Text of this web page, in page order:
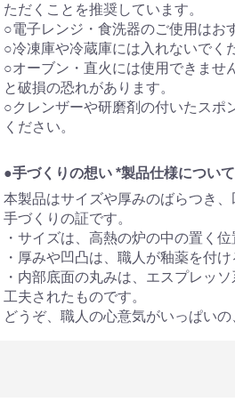
ただくことを推奨しています。
○電子レンジ・食洗器のご使用はお
○冷凍庫や冷蔵庫には入れないでく
○オーブン・直火には使用できませ
と破損の恐れがあります。
○クレンザーや研磨剤の付いたスポ
ください。
●手づくりの想い *製品仕様について
本製品はサイズや厚みのばらつき
手づくりの証です。
・サイズは、高熱の炉の中の置く
・厚みや凹凸は、職人が釉薬を付
・内部底面の丸みは、エスプレッ
工夫されたものです。
どうぞ、職人の心意気がいっぱい